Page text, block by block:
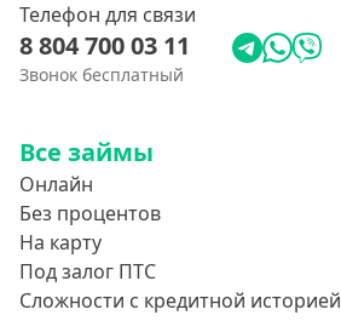
Телефон для связи
8 804 700 03 11
Звонок бесплатный
Все займы
Онлайн
Без процентов
На карту
Под залог ПТС
Сложности с кредитной историей